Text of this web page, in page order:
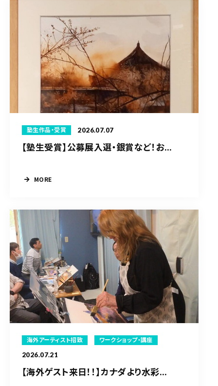
塾生作品・受賞 2026.07.07
【塾生受賞】公募展入選・銀賞など！お...
MORE
海外アーティスト招致 ワークショップ・講座
2026.07.21
【海外ゲスト来日！！】カナダより水彩...